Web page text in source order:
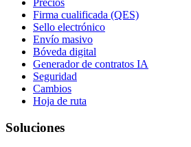
Precios
Firma cualificada (QES)
Sello electrónico
Envío masivo
Bóveda digital
Generador de contratos IA
Seguridad
Cambios
Hoja de ruta
Soluciones